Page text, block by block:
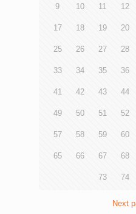
司董事總經理劉偉明先生、
龍傳基金董事兼香港青年協
中一種方式，藉此關顧身體
盼透過「線上慈善跑」喚起
康」的關注，鼓勵親子活出
備委員何淑賢太平紳士表示
境，與電影推廣的正面訊息
支持，由龍傳基金邀請40位
手與電影《媽媽的神奇小子
改編，故事講述香港殘疾運
及領銜主演，香港新晉導演
9 10 11 12
17 18 19 20
25 26 27 28
33 34 35 36
41 42 43 44
49 50 51 52
57 58 59 60
65 66 67 68
73 74
Next